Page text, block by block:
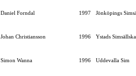
Daniel Forndal 1997 Jönköpings
Johan Christiansson 1996 Ystads
Simon Wanna 1996 Uddevalla Sim